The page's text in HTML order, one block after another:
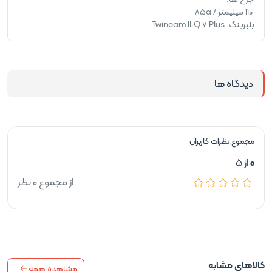
بلبرینگ: Twincam ILQ 7 Plus
کالاهای مشابه مشاهده همه
دیدگاه ها
مجموع نظرات کاربران
0از 5
از مجموع 0 نظر